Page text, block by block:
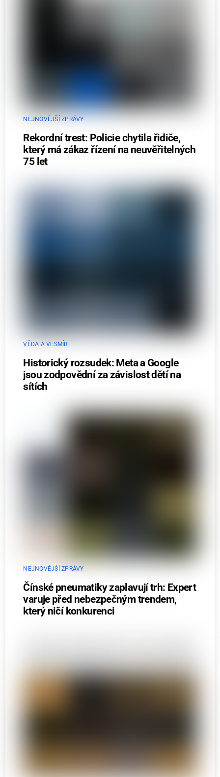
NEJNOVĚJŠÍ ZPRÁVY
Rekordní trest: Policie chytila řidiče,
který má zákaz řízení na neuvěřitelných
75 let
VĚDA A VESMÍR
Historický rozsudek: Meta a Google
jsou zodpovědní za závislost dětí na
sítích
NEJNOVĚJŠÍ ZPRÁVY
Čínské pneumatiky zaplavují trh: Expert
varuje před nebezpečným trendem,
který ničí konkurenci